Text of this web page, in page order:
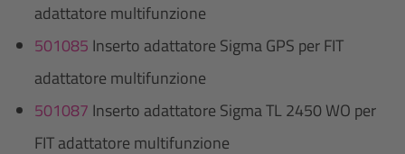
adattatore multifunzione
501085 Inserto adattatore Sigma GPS per FIT
adattatore multifunzione
501087 Inserto adattatore Sigma TL 2450 WO per
FIT adattatore multifunzione